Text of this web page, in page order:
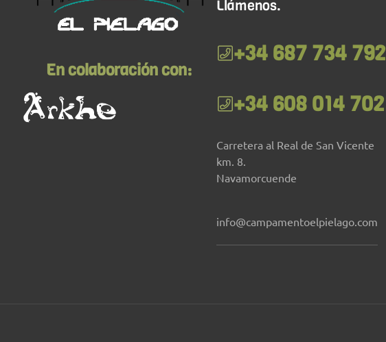
En colaboración con:
Llámenos.
+34 687 734 792
+34 608 014 702
Carretera al Real de San Vicente
km. 8.
Navamorcuende
info@campamentoelpielago.com